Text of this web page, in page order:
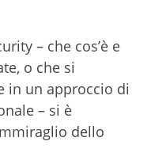
– che cos’è e
o che si
in un approccio di
– si è
dello